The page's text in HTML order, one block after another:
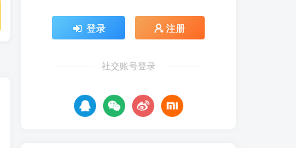
作视频采集 一天收入轻松百
元起
个号码可撸120+，号码多的
5
最新海外僵尸防御之战游
登录 注册
社交账号登录